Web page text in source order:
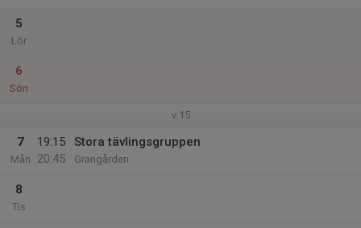
5
Lör
6
Sön
v.15
7
Mån
19:15
20:45
Stora tävlingsgruppen
Grangården
8
Tis